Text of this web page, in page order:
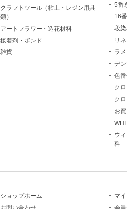
クラフトツール（粘土・レジン用具
類）
アートフラワー・造花材料
接着剤・ボンド
雑貨
5番
16
段
リ
ラ
デ
色
ク
ク
お
ウ
料
ショップホーム
マ